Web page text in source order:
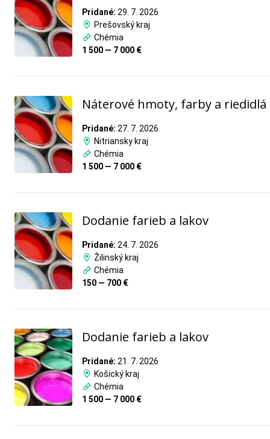
Pridané: 29. 7. 2026
Prešovský kraj
Chémia
1 500 — 7 000 €
Náterové hmoty, farby a riedidlá
Pridané: 27. 7. 2026
Nitriansky kraj
Chémia
1 500 — 7 000 €
Dodanie farieb a lakov
Pridané: 24. 7. 2026
Žilinský kraj
Chémia
150 — 700 €
Dodanie farieb a lakov
Pridané: 21. 7. 2026
Košický kraj
Chémia
1 500 — 7 000 €